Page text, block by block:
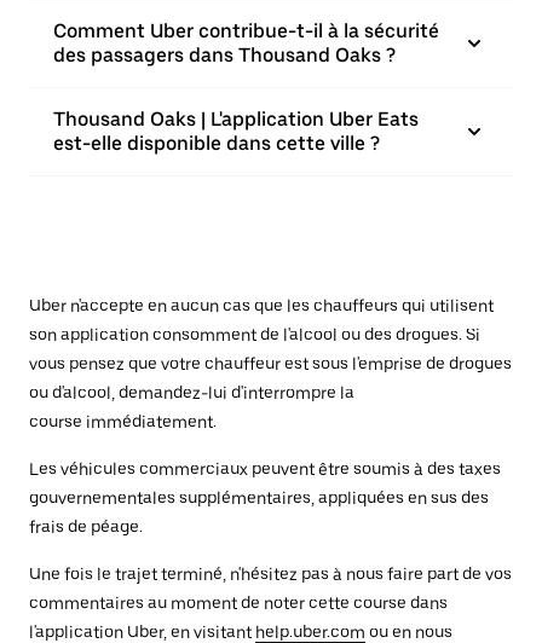
Comment Uber contribue-t-il à la sécurité
des passagers dans Thousand Oaks ?
Thousand Oaks | L'application Uber Eats
est-elle disponible dans cette ville ?
Uber n'accepte en aucun cas que les chauffeurs qui utilisent
son application consomment de l'alcool ou des drogues. Si
vous pensez que votre chauffeur est sous l'emprise de drogues
ou d'alcool, demandez-lui d'interrompre la
course immédiatement.
Les véhicules commerciaux peuvent être soumis à des taxes
gouvernementales supplémentaires, appliquées en sus des
frais de péage.
Une fois le trajet terminé, n'hésitez pas à nous faire part de vos
commentaires au moment de noter cette course dans
l'application Uber, en visitant help.uber.com ou en nous